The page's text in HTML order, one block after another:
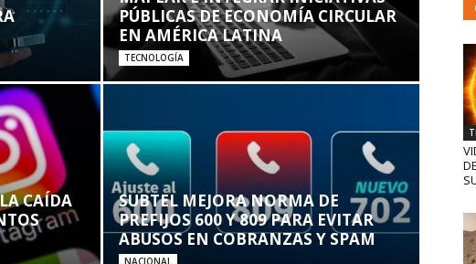
PÚBLICAS DE ECONOMÍA CIRCULAR
EN AMÉRICA LATINA
TECNOLOGÍA
CAÍDA
SUBTEL MEJORA NORMA DE
PREFIJOS 600 Y 809 PARA EVITAR
ABUSOS EN COBRANZAS Y SPAM
NACIONAL